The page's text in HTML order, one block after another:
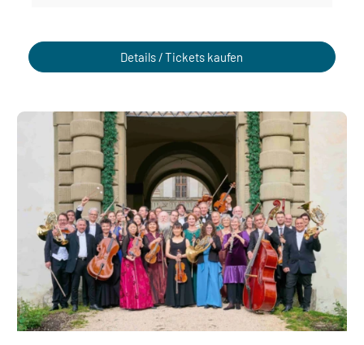
Details / Tickets kaufen